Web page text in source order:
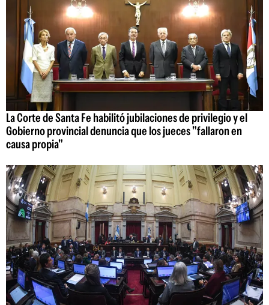
La Corte de Santa Fe habilitó jubilaciones de privilegio y el
Gobierno provincial denuncia que los jueces "fallaron en
causa propia"